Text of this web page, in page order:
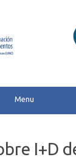
Menu
I+D